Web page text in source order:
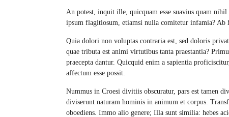
An potest, inquit ille, quicquam esse suavius quam
ipsum flagitiosum, etiamsi nulla comitetur infamia? Ab
Quia dolori non voluptas contraria est, sed doloris
quae tributa est animi virtutibus tanta praestantia?
praecepta dantur. Quicquid enim a sapientia
affectum esse possit.
Nummus in Croesi divitiis obscuratur, pars est tamen
diviserunt naturam hominis in animum et corpus.
oboediens. Immo alio genere; Illa sunt similia: hebes